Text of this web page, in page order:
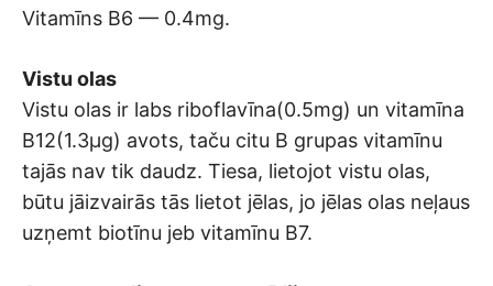
Vitamīns В6 — 0.4mg.
Vistu olas
Vistu olas ir labs riboflavīna(0.5mg) un vitamīna
B12(1.3μg) avots, taču citu B grupas vitamīnu
tajās nav tik daudz. Tiesa, lietojot vistu olas,
būtu jāizvairās tās lietot jēlas, jo jēlas olas neļaus
uzņemt biotīnu jeb vitamīnu B7.